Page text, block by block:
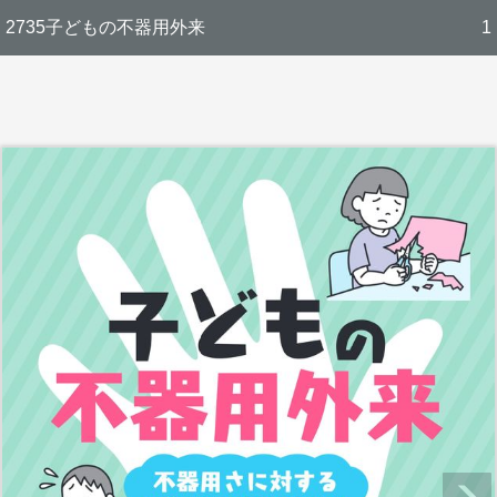
2735子どもの不器用外来 1